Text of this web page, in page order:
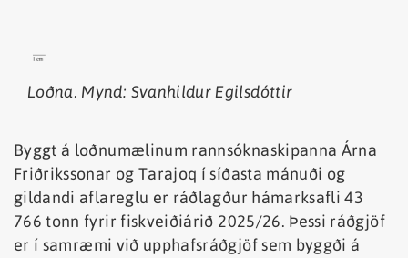
Loðna. Mynd: Svanhildur Egilsdóttir
Byggt á loðnumælinum rannsóknaskipanna Árna
Friðrikssonar og Tarajoq í síðasta mánuði og
gildandi aflareglu er ráðlagður hámarksafli 43
766 tonn fyrir fiskveiðiárið 2025/26. Þessi ráðgjöf
er í samræmi við upphafsráðgjöf sem byggði á